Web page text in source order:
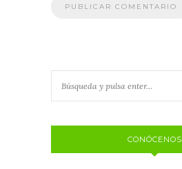
CONÓCENOS